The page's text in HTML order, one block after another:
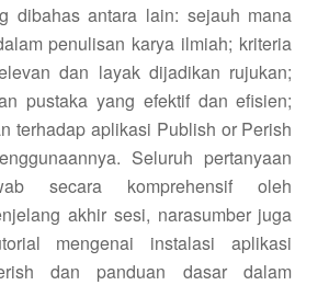
dibahas antara lain: sejauh mana
penulisan karya ilmiah; kriteria
dan layak dijadikan rujukan;
pustaka yang efektif dan efisien;
terhadap aplikasi Publish or Perish
Seluruh pertanyaan
secara komprehensif oleh
akhir sesi, narasumber juga
mengenai instalasi aplikasi
dan panduan dasar dalam